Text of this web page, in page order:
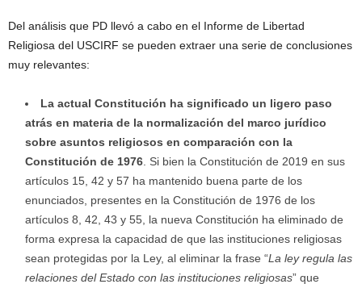
Del análisis que PD llevó a cabo en el Informe de Libertad
Religiosa del USCIRF se pueden extraer una serie de conclusiones
muy relevantes:
La actual Constitución ha significado un ligero paso
atrás en materia de la normalización del marco jurídico
sobre asuntos religiosos en comparación con la
Constitución de 1976 . Si bien la Constitución de 2019 en sus
artículos 15, 42 y 57 ha mantenido buena parte de los
enunciados, presentes en la Constitución de 1976 de los
artículos 8, 42, 43 y 55, la nueva Constitución ha eliminado de
forma expresa la capacidad de que las instituciones religiosas
sean protegidas por la Ley, al eliminar la frase “La ley regula las
relaciones del Estado con las instituciones religiosas” que